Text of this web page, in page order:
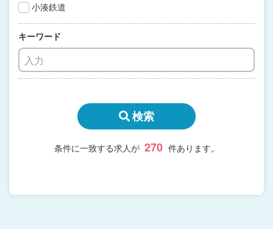
小湊鉄道
キーワード
検索
条件に一致する求人が 270 件あります。